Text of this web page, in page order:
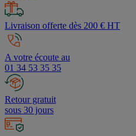
Livraison offerte dès 200 € HT
A votre écoute au
01 34 53 35 35
Retour gratuit
sous 30 jours